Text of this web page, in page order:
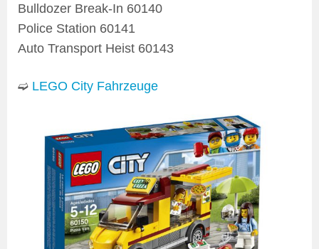
Bulldozer Break-In 60140
Police Station 60141
Auto Transport Heist 60143
➫ LEGO City Fahrzeuge